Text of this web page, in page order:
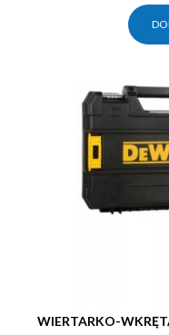
WIERTARKO-